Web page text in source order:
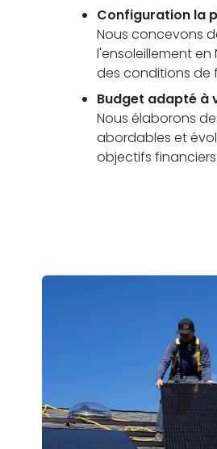
Configuration la
Nous concevons
l'ensoleillement
des conditions de
Budget adapté à
Nous élaborons
abordables et
objectifs